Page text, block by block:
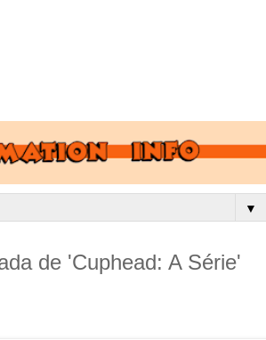
▼
de 'Cuphead: A Série'